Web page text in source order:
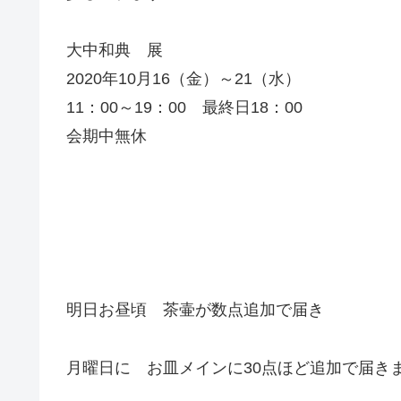
大中和典 展
2020年10月16（金）～21（水）
11：00～19：00 最終日18：00
会期中無休
明日お昼頃 茶壷が数点追加で届き
月曜日に お皿メインに30点ほど追加で届き